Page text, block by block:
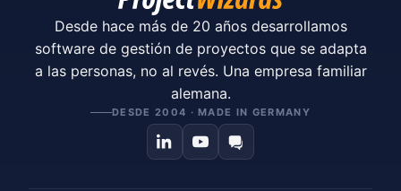
Desde hace más de 20 años desarrollamos
software de gestión de proyectos que se adapta
a las personas, no al revés. Una empresa familiar
alemana.
DESDE 2004 · MADE IN GERMANY